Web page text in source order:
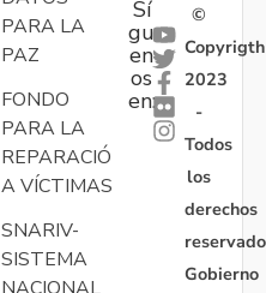
PARA LA
PAZ
FONDO
PARA LA
REPARACIÓN
A VÍCTIMAS
SNARIV-
SISTEMA
Sí
gu
en
os
en:
©
Copyrigth
2023
-
Todos
los
derechos
Gobierno